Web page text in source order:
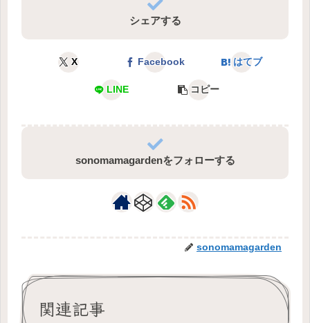
シェアする
X Facebook はてブ
LINE コピー
sonomamagardenをフォローする
sonomamagarden
関連記事